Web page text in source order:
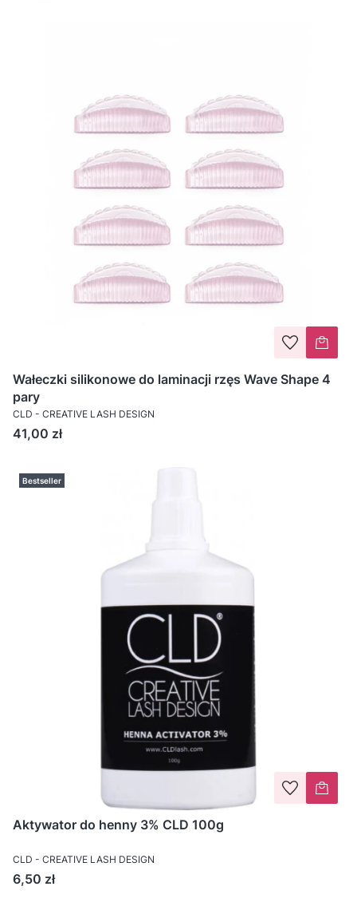
Wałeczki silikonowe do laminacji rzęs Wave Shape 4
pary
CLD - CREATIVE LASH DESIGN
Cena
41,00 zł
Bestseller
Aktywator do henny 3% CLD 100g
CLD - CREATIVE LASH DESIGN
Cena
6,50 zł